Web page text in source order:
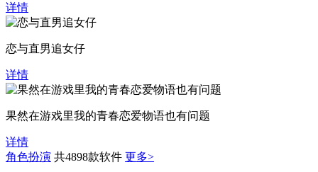
详情
恋与直男追女仔
详情
果然在游戏里我的青春恋爱物语也有问题
详情
角色扮演 共4898款软件 更多>